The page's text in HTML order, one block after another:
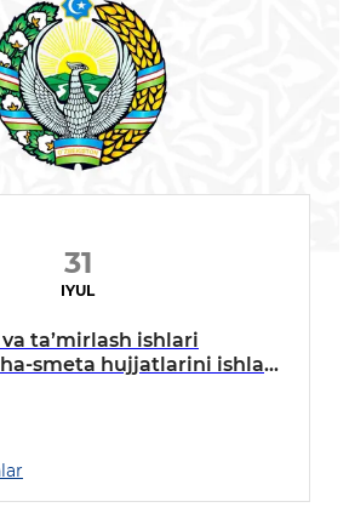
31
IYUL
ta’mirlash ishlari
smeta hujjatlarini ishlab